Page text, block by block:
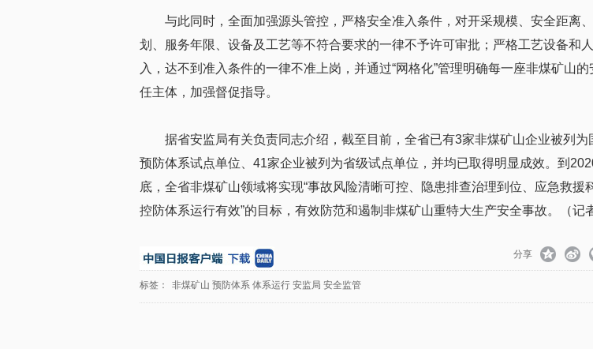
与此同时，全面加强源头管控，严格安全准入条件，对开采规模、安全距离
划、服务年限、设备及工艺等不符合要求的一律不予许可审批；严格工艺设备和
入，达不到准入条件的一律不准上岗，并通过“网格化”管理明确每一座非煤矿山
任主体，加强督促指导。
据省安监局有关负责同志介绍，截至目前，全省已有3家非煤矿山企业被列为
预防体系试点单位、41家企业被列为省级试点单位，并均已取得明显成效。到
底，全省非煤矿山领域将实现“事故风险清晰可控、隐患排查治理到位、应急救援
控防体系运行有效”的目标，有效防范和遏制非煤矿山重特大生产安全事故。（记
分享
标签： 非煤矿山 预防体系 体系运行 安监局 安全监管